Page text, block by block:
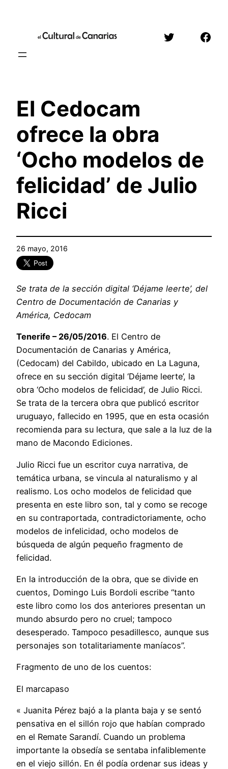
contenido
Twitter
El Cedocam
ofrece la obra
‘Ocho modelos de
felicidad’ de Julio
Ricci
26 mayo, 2016
Se trata de la sección digital ‘Déjame leerte’, del
Centro de Documentación de Canarias y
América, Cedocam
Tenerife – 26/05/2016. El Centro de
Documentación de Canarias y América,
(Cedocam) del Cabildo, ubicado en La Laguna,
ofrece en su sección digital ‘Déjame leerte’, la
obra ‘Ocho modelos de felicidad’, de Julio Ricci.
Se trata de la tercera obra que publicó escritor
uruguayo, fallecido en 1995, que en esta ocasión
recomienda para su lectura, que sale a la luz de la
mano de Macondo Ediciones.
Julio Ricci fue un escritor cuya narrativa, de
temática urbana, se vincula al naturalismo y al
realismo. Los ocho modelos de felicidad que
presenta en este libro son, tal y como se recoge
en su contraportada, contradictoriamente, ocho
modelos de infelicidad, ocho modelos de
búsqueda de algún pequeño fragmento de
felicidad.
En la introducción de la obra, que se divide en
cuentos, Domingo Luis Bordoli escribe “tanto
este libro como los dos anteriores presentan un
mundo absurdo pero no cruel; tampoco
desesperado. Tampoco pesadillesco, aunque sus
personajes son totalitariamente maníacos”.
Fragmento de uno de los cuentos:
El marcapaso
« Juanita Pérez bajó a la planta baja y se sentó
pensativa en el sillón rojo que habían comprado
en el Remate Sarandí. Cuando un problema
importante la obsedía se sentaba infaliblemente
en el viejo sillón. En él podía ordenar sus ideas y